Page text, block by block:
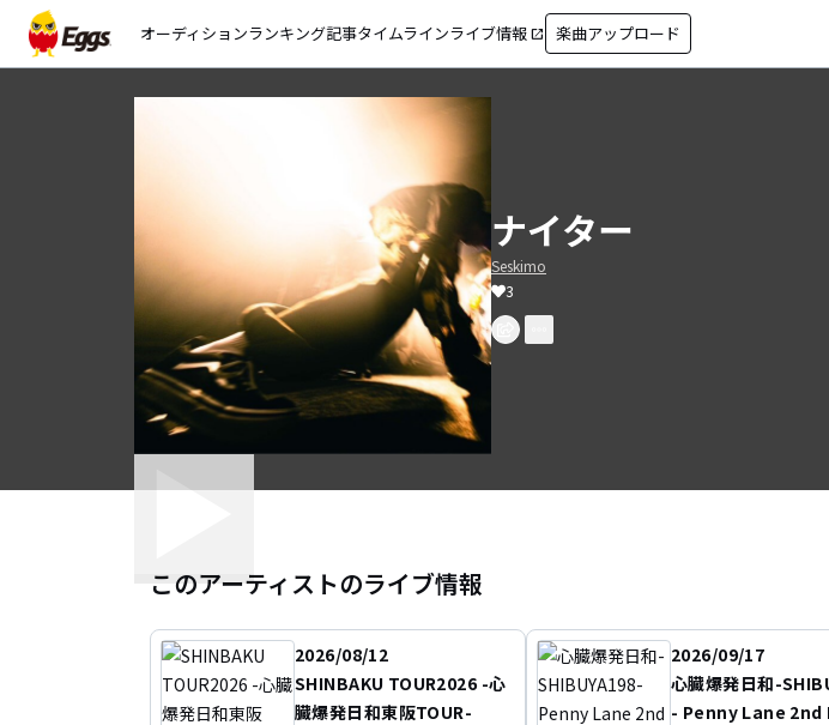
オーディションランキング記事タイムラインライブ情報 open_in_new 楽曲アップロード
ナイター
Seskimo
3
このアーティストのライブ情報
2026/08/12
SHINBAKU TOUR2026 -心
臓爆発日和東阪TOUR-
2026/09/17
心臓爆発日和-
- Penny Lane 2nd